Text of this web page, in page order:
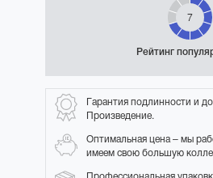
7
Рейтинг
Гарантия подлинности и
Произведение.
Оптимальная цена – мы
имеем свою большую
Профессиональная